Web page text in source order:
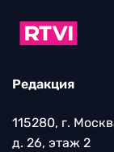
Редакция
115280, г.
д. 26, этаж 2